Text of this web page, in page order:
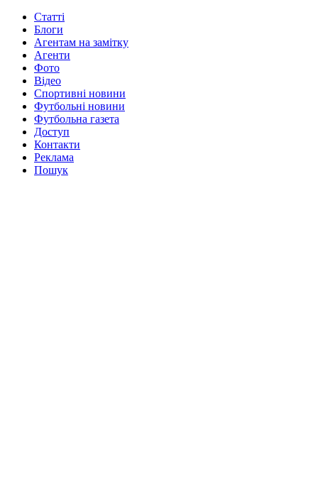
Статті
Блоги
Агентам на замітку
Агенти
Фото
Відео
Спортивні новини
Футбольні новини
Футбольна газета
Доступ
Контакти
Реклама
Пошук